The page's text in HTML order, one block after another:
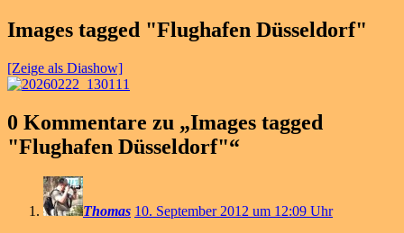
Images tagged "Flughafen Düsseldorf"
[Zeige als Diashow]
0 Kommentare zu „Images tagged
"Flughafen Düsseldorf"“
Thomas 10. September 2012 um 12:09 Uhr